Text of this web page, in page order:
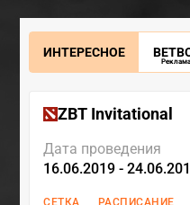
ИНТЕРЕСНОЕ
ZBT Invitational
Дата проведения
16.06.2019 -
СЕТКА РАСПИСАНИЕ